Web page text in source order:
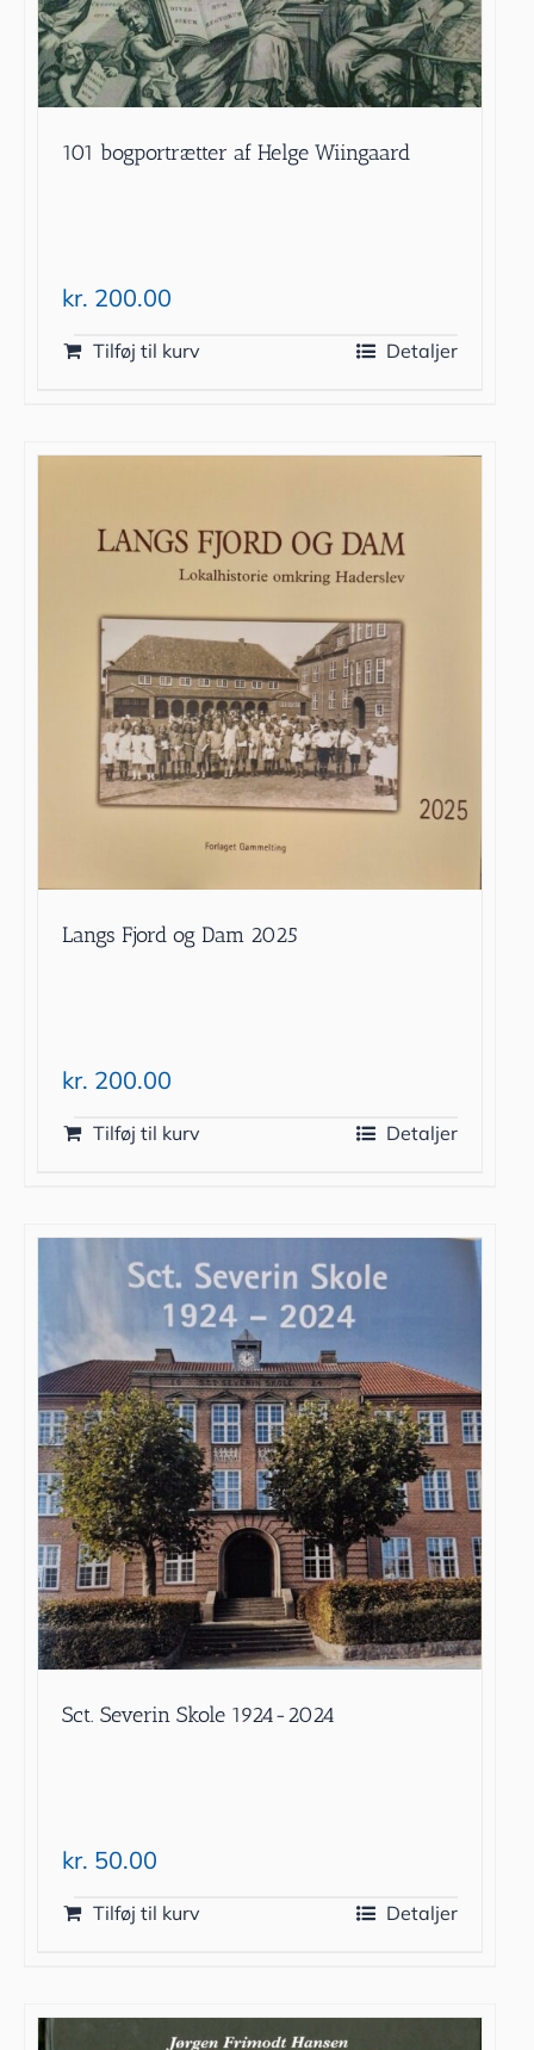
101 bogportrætter af Helge Wiingaard
kr. 200.00
Tilføj til kurv Detaljer
Langs Fjord og Dam 2025
kr. 200.00
Tilføj til kurv Detaljer
Sct. Severin Skole 1924-2024
kr. 50.00
Tilføj til kurv Detaljer